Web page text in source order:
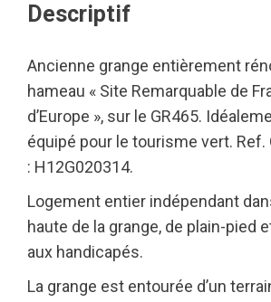
Descriptif
Ancienne grange entièrement
hameau « Site Remarquable de
d’Europe », sur le GR465.
équipé pour le tourisme vert. Ref.
: H12G020314.
Logement entier indépendant
haute de la grange, de plain-pied
aux handicapés.
La grange est entourée d’un